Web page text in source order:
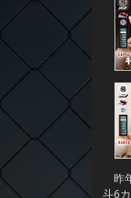
昨
斗6